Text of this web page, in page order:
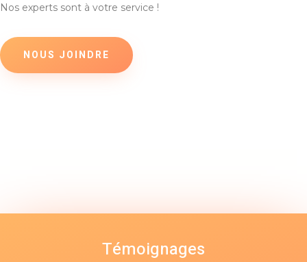
Nos experts sont à votre service !
NOUS JOINDRE
Témoignages